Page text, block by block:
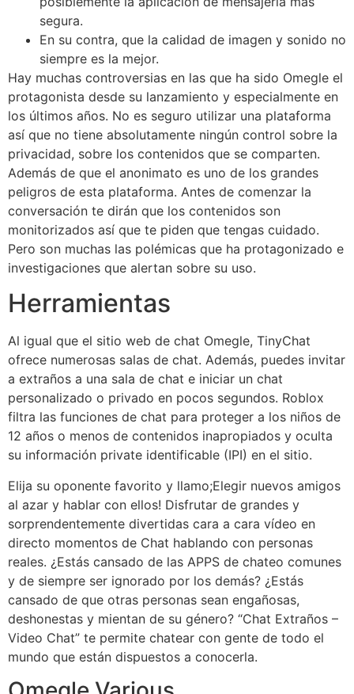
segura.
En su contra, que la calidad de imagen y sonido no
siempre es la mejor.
Hay muchas controversias en las que ha sido Omegle el
protagonista desde su lanzamiento y especialmente en
los últimos años. No es seguro utilizar una plataforma
así que no tiene absolutamente ningún control sobre la
privacidad, sobre los contenidos que se comparten.
Además de que el anonimato es uno de los grandes
peligros de esta plataforma. Antes de comenzar la
conversación te dirán que los contenidos son
monitorizados así que te piden que tengas cuidado.
Pero son muchas las polémicas que ha protagonizado e
investigaciones que alertan sobre su uso.
Herramientas
Al igual que el sitio web de chat Omegle, TinyChat
ofrece numerosas salas de chat. Además, puedes invitar
a extraños a una sala de chat e iniciar un chat
personalizado o privado en pocos segundos. Roblox
filtra las funciones de chat para proteger a los niños de
12 años o menos de contenidos inapropiados y oculta
su información private identificable (IPI) en el sitio.
Elija su oponente favorito y llamo;Elegir nuevos amigos
al azar y hablar con ellos! Disfrutar de grandes y
sorprendentemente divertidas cara a cara vídeo en
directo momentos de Chat hablando con personas
reales. ¿Estás cansado de las APPS de chateo comunes
y de siempre ser ignorado por los demás? ¿Estás
cansado de que otras personas sean engañosas,
deshonestas y mientan de su género? “Chat Extraños –
Video Chat” te permite chatear con gente de todo el
mundo que están dispuestos a conocerla.